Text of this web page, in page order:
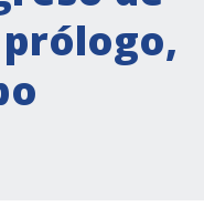
prólogo,